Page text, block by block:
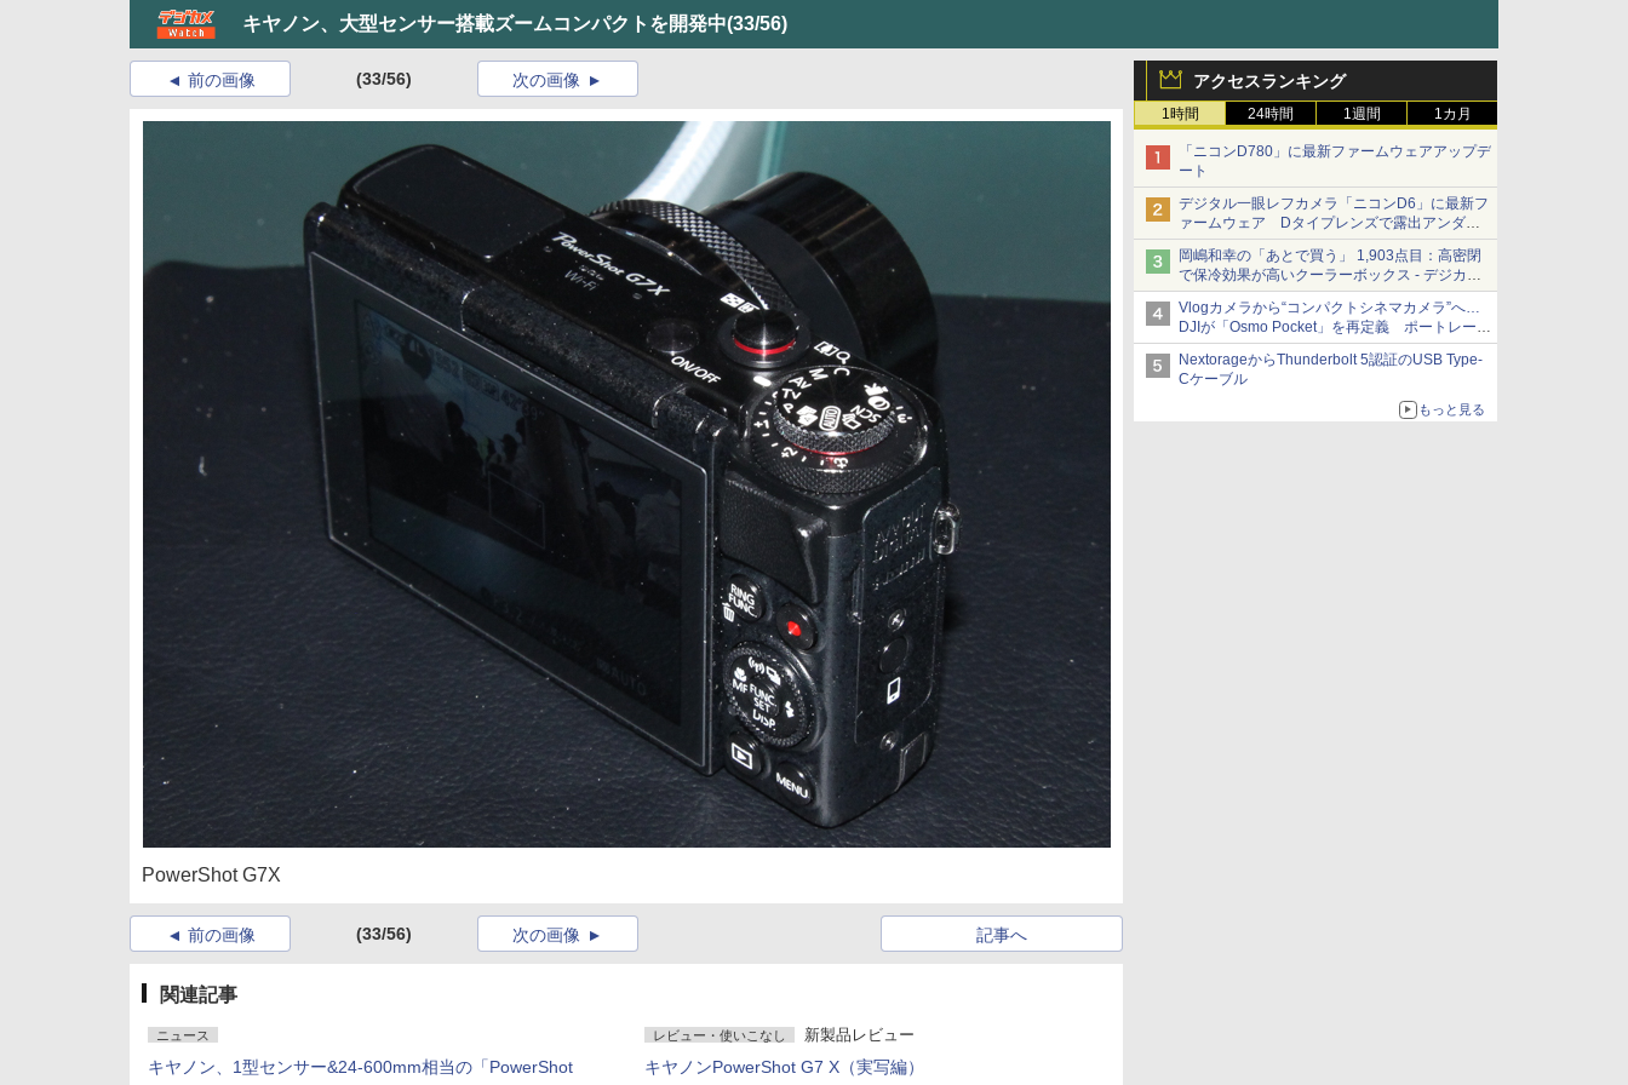
キヤノン、大型センサー搭載ズームコンパクトを開発中(33/56)
アクセスランキング
1時間 24時間 1週間 1カ月
「ニコンD780」に最新ファームウェアアップデ
ート
デジタル一眼レフカメラ「ニコンD6」に最新フ
ァームウェア Dタイプレンズで露出アンダー
になる現象の修正など
岡嶋和幸の「あとで買う」 1,903点目：高密閉
で保冷効果が高いクーラーボックス - デジカメ
Watch
Vlogカメラから“コンパクトシネマカメラ”へ…
DJIが「Osmo Pocket」を再定義 ポートレート
重視の映像設計に
NextorageからThunderbolt 5認証のUSB Type-
Cケーブル
もっと見る
前の画像 (33/56) 次の画像
PowerShot G7X
前の画像 (33/56) 記事へ
次の画像
関連記事
ニュース
キヤノン、1型センサー&24-600mm相当の「PowerShot
レビュー・使いこなし 新製品レビュー
キヤノンPowerShot G7 X（実写編）